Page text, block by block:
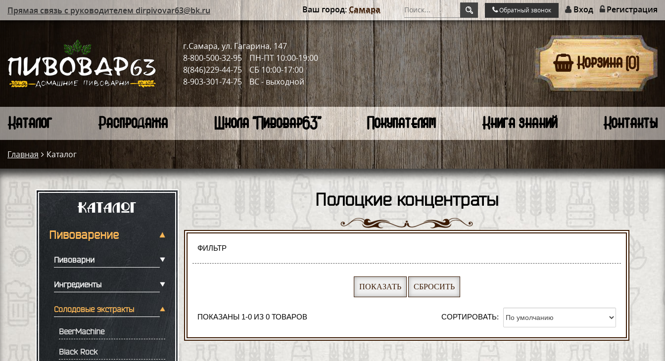
Ваш город: Самара Обратный звонок Вход Регистрация
Прямая связь с руководителем dirpivovar63@bk.ru
г.Самара, ул. Гагарина, 147
8-800-500-32-95
8(846)229-44-75
8-903-301-74-75
ПН-ПТ 10:00-19:00
СБ 10:00-17:00
ВС - выходной
Корзина (0)
Каталог Распродажа Школа "Пивовар63" Покупателям Книга знаний Контакты
Главная Каталог
Каталог
Пивоварение
Пивоварни
Ингредиенты
Солодовые экстракты
BeerMachine
Black Rock
Полоцкие концентраты
ФИЛЬТР
ПОКАЗАНЫ 1-0 ИЗ 0 ТОВАРОВ СОРТИРОВАТЬ: